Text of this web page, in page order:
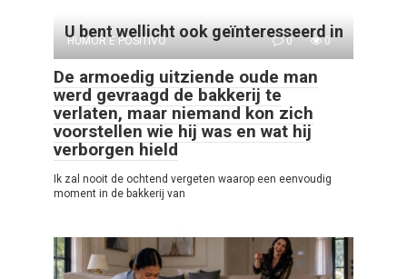
U bent wellicht ook geïnteresseerd in
HUMOR E POSITIVO 0 0
De armoedig uitziende oude man
werd gevraagd de bakkerij te
verlaten, maar niemand kon zich
voorstellen wie hij was en wat hij
verborgen hield
Ik zal nooit de ochtend vergeten waarop een eenvoudig
moment in de bakkerij van